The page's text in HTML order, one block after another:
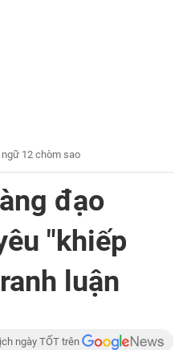
ngữ 12 chòm sao
đạo
"khiếp
luận
ngày TỐT trên